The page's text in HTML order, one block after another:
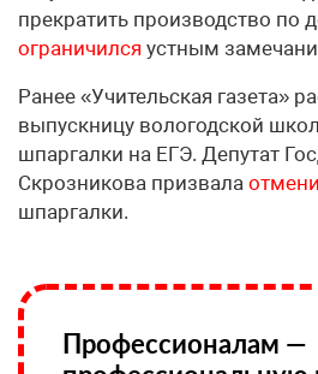
прекратить производство по
ограничился устным
Ранее «Учительская газета»
выпускницу вологодской
шпаргалки на ЕГЭ. Депутат
Скрозникова призвала
шпаргалки.
Профессионалам —